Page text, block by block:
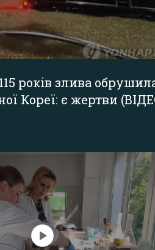
років злива
Кореї: є жертви